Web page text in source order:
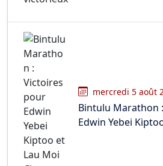
mercredi 5 août
Bintulu Marathon
Edwin Yebei